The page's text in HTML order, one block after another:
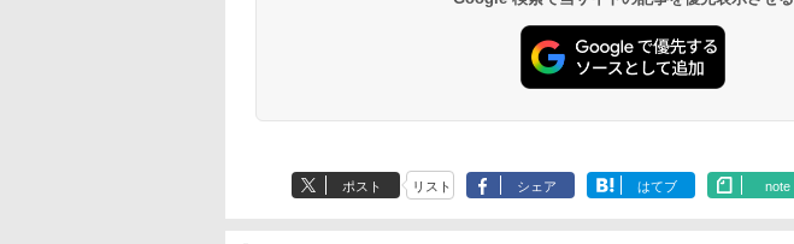
ポスト リスト シェア はてブ note